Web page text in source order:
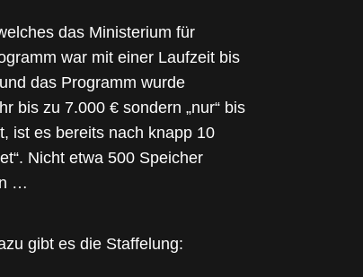
das Ministerium für
war mit einer Laufzeit bis
das Programm wurde
bis zu 7.000 € sondern „nur“ bis
ist es bereits nach knapp 10
Nicht etwa 500 Speicher
…
gibt es die Staffelung: